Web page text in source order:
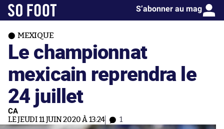
S’abonner au mag
MEXIQUE
Le championnat
mexicain reprendra le
24 juillet
CA
LE JEUDI 11 JUIN 2020 À 13:24 1